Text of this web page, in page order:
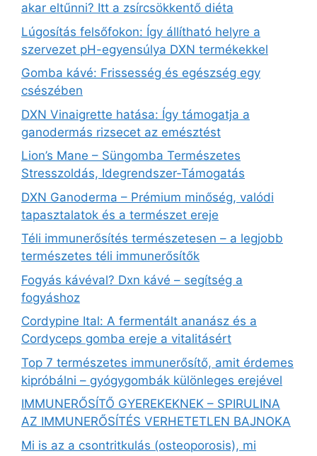
akar eltűnni? Itt a zsírcsökkentő diéta
Lúgosítás felsőfokon: Így állítható helyre a
szervezet pH-egyensúlya DXN termékekkel
Gomba kávé: Frissesség és egészség egy
csészében
DXN Vinaigrette hatása: Így támogatja a
ganodermás rizsecet az emésztést
Lion’s Mane – Süngomba Természetes
Stresszoldás, Idegrendszer‑Támogatás
DXN Ganoderma – Prémium minőség, valódi
tapasztalatok és a természet ereje
Téli immunerősítés természetesen – a legjobb
természetes téli immunerősítők
Fogyás kávéval? Dxn kávé – segítség a
fogyáshoz
Cordypine Ital: A fermentált ananász és a
Cordyceps gomba ereje a vitalitásért
Top 7 természetes immunerősítő, amit érdemes
kipróbálni – gyógygombák különleges erejével
IMMUNERŐSÍTŐ GYEREKEKNEK – SPIRULINA
AZ IMMUNERŐSÍTÉS VERHETETLEN BAJNOKA
Mi is az a csontritkulás (osteoporosis), mi